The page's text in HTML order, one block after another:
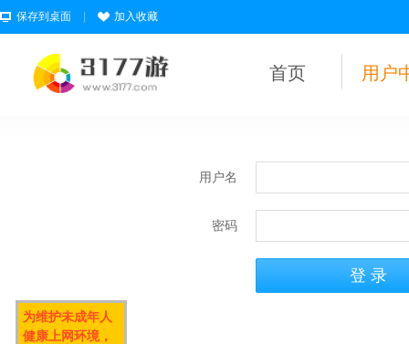
保存到桌面 加入收藏
首页 用户
用户名
密码
为维护未成年人
健康上网环境，